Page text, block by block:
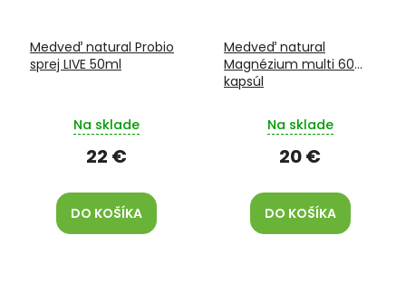
Medveď natural Probio
sprej LIVE 50ml
Na sklade
22 €
DO KOŠÍKA
Medveď natural
Magnézium multi 60
kapsúl
Na sklade
20 €
DO KOŠÍKA